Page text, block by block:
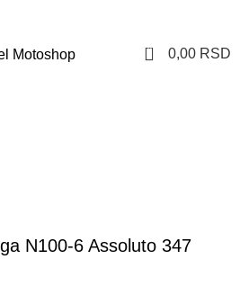
0 0,00 RSD
N100-6 Assoluto 347